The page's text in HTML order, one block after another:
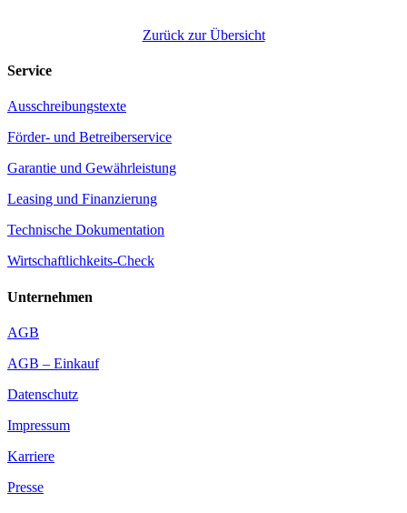
Zurück zur Übersicht
Service
Ausschreibungstexte
Förder- und Betreiberservice
Garantie und Gewährleistung
Leasing und Finanzierung
Technische Dokumentation
Wirtschaftlichkeits-Check
Unternehmen
AGB
AGB – Einkauf
Datenschutz
Impressum
Karriere
Presse